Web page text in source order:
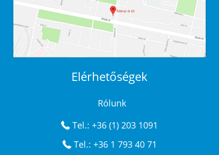
Elérhetőségek
Rólunk
Tel.: +36 (1) 203 1091
Tel.: +36 1 793 40 71